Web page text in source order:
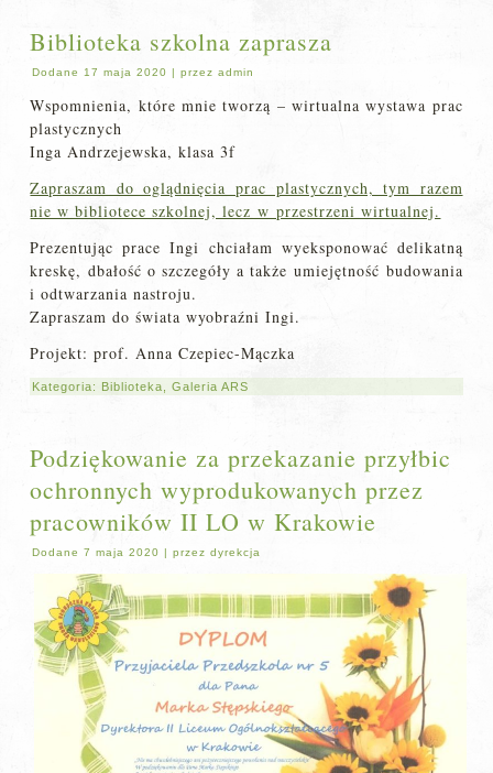
Biblioteka szkolna zaprasza
Dodane 17 maja 2020 |przez admin
Wspomnienia, które mnie tworzą – wirtualna wystawa prac
plastycznych
Inga Andrzejewska, klasa 3f
Zapraszam do oglądnięcia prac plastycznych, tym razem
nie w bibliotece szkolnej, lecz w przestrzeni wirtualnej.
Prezentując prace Ingi chciałam wyeksponować delikatną
kreskę, dbałość o szczegóły a także umiejętność budowania
i odtwarzania nastroju.
Zapraszam do świata wyobraźni Ingi.
Projekt: prof. Anna Czepiec-Mączka
Kategoria: Biblioteka ,Galeria ARS
Podziękowanie za przekazanie przyłbic
ochronnych wyprodukowanych przez
pracowników II LO w Krakowie
Dodane 7 maja 2020 |przez dyrekcja